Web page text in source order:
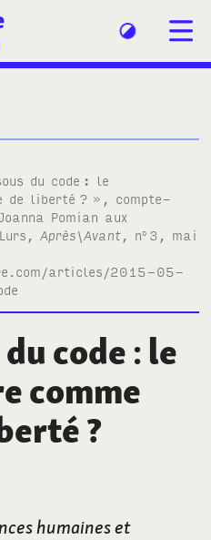
du code : le
de liberté ? », compte-
Pomian aux
Lurs,Après\Avant, no 3, mai
articles/2015-05-
code : le
comme
?
humaines et